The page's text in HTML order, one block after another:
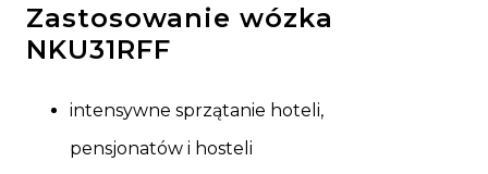
Zastosowanie wózka
NKU31RFF
intensywne sprzątanie hoteli,
pensjonatów i hosteli